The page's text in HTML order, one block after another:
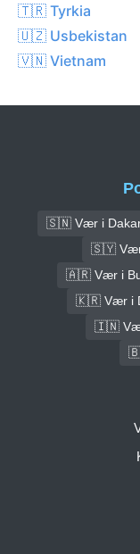
🇹🇷 Tyrkia
🇺🇿 Usbekistan
🇻🇳 Vietnam
🇸🇳 Vær i
🇸🇾 Vær
🇦🇷 Vær i
🇰🇷 Vær i
🇮🇳